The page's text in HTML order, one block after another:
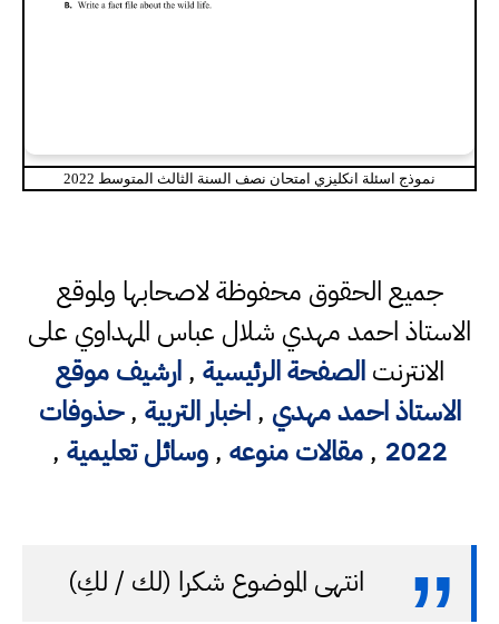
نموذج اسئلة انكليزي امتحان نصف السنة الثالث المتوسط 2022
جميع الحقوق محفوظة لاصحابها ولموقع
الاستاذ احمد مهدي شلال عباس المهداوي على
الانترنت الصفحة الرئيسية , ارشيف موقع
الاستاذ احمد مهدي , اخبار التربية , حذوفات
2022
,مقالات منوعه ,وسائل تعليمية ,
انتهى الموضوع شكرا (لك / لكِ)